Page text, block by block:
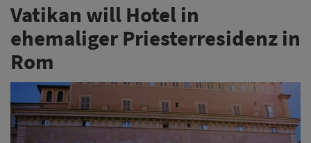
Vatikan will Hotel in
ehemaliger Priesterresidenz in
Rom